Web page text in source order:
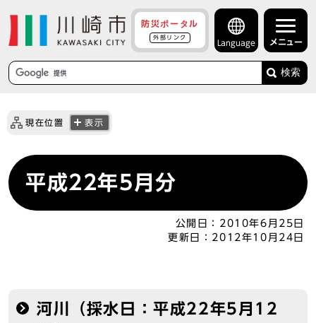
防災ポータル
外部リンク
Language メニュー
検索
現在位置 表示
平成22年5月分
公開日： 2010年6月25日
更新日： 2012年10月24日
河川（採水日：平成22年5月12